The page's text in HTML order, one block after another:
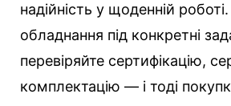
надійність у щоденній
обладнання під конкретні
перевіряйте сертифікацію,
комплектацію — і тоді